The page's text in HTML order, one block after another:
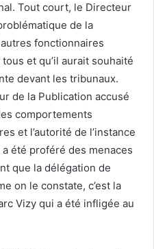
Tout court, le Directeur
de la
fonctionnaires
et qu’il aurait souhaité
devant les tribunaux.
de la Publication accusé
comportements
et l’autorité de l’instance
été proféré des menaces
que la délégation de
on le constate, c’est la
Vizy qui a été infligée au